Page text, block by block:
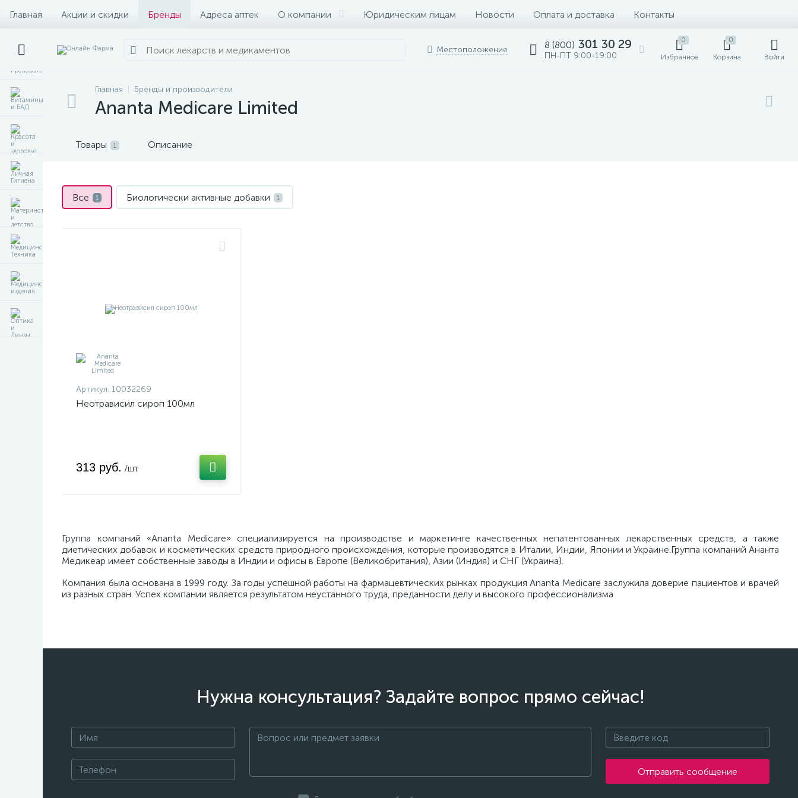
Главная Акции и скидки Бренды Адреса аптек О компании Юридическим лицам Новости Оплата и доставка Контакты
Местоположение 8 (800) 301 30 29
ПН-ПТ 9:00-19:00
0
Избранное
0
Корзина Войти
Главная Бренды и производители
Ananta Medicare Limited
Товары 1 Описание
Все 1 Биологически активные добавки 1
Артикул: 10032269
Неотрависил сироп 100мл
313 руб. /шт
Группа компаний «Ananta Medicare» специализируется на производстве и маркетинге качественных непатентованных лекарственных средств, а также
диетических добавок и косметических средств природного происхождения, которые производятся в Италии, Индии, Японии и Украине.Группа компаний Ананта
Медикеар имеет собственные заводы в Индии и офисы в Европе (Великобритания), Азии (Индия) и СНГ (Украина).
Компания была основана в 1999 году. За годы успешной работы на фармацевтических рынках продукция Ananta Medicare заслужила доверие пациентов и врачей
из разных стран. Успех компании является результатом неустанного труда, преданности делу и высокого профессионализма
Нужна консультация? Задайте вопрос прямо сейчас!
Отправить сообщение